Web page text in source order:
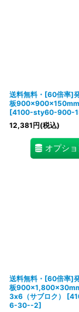
送料無料・[60倍率]
板900×900×150mm
[4100-sty60-900-
12,381円(税込)
オプシ
送料無料・[60倍率]
板
3x6（サブロク）
[
6-30--2]